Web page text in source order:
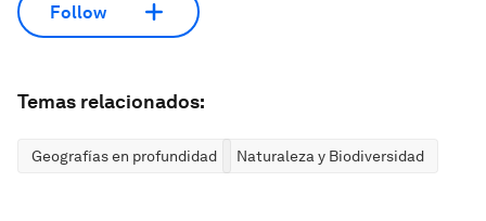
Follow
Temas relacionados:
Geografías en profundidad Naturaleza y Biodiversidad